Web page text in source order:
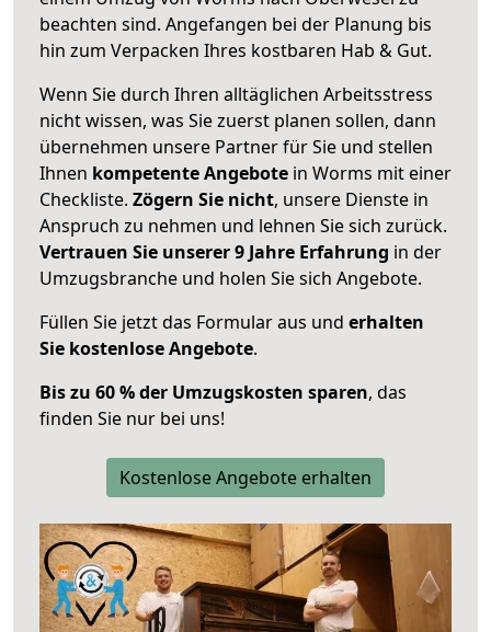
beachten sind. Angefangen bei der Planung bis
hin zum Verpacken Ihres kostbaren Hab & Gut.
Wenn Sie durch Ihren alltäglichen Arbeitsstress
nicht wissen, was Sie zuerst planen sollen, dann
übernehmen unsere Partner für Sie und stellen
Ihnen kompetente Angebote in Worms mit einer
Checkliste. Zögern Sie nicht, unsere Dienste in
Anspruch zu nehmen und lehnen Sie sich zurück.
Vertrauen Sie unserer 9 Jahre Erfahrung in der
Umzugsbranche und holen Sie sich Angebote.
Füllen Sie jetzt das Formular aus und erhalten
Sie kostenlose Angebote.
Bis zu 60 % der Umzugskosten sparen, das
finden Sie nur bei uns!
Kostenlose Angebote erhalten